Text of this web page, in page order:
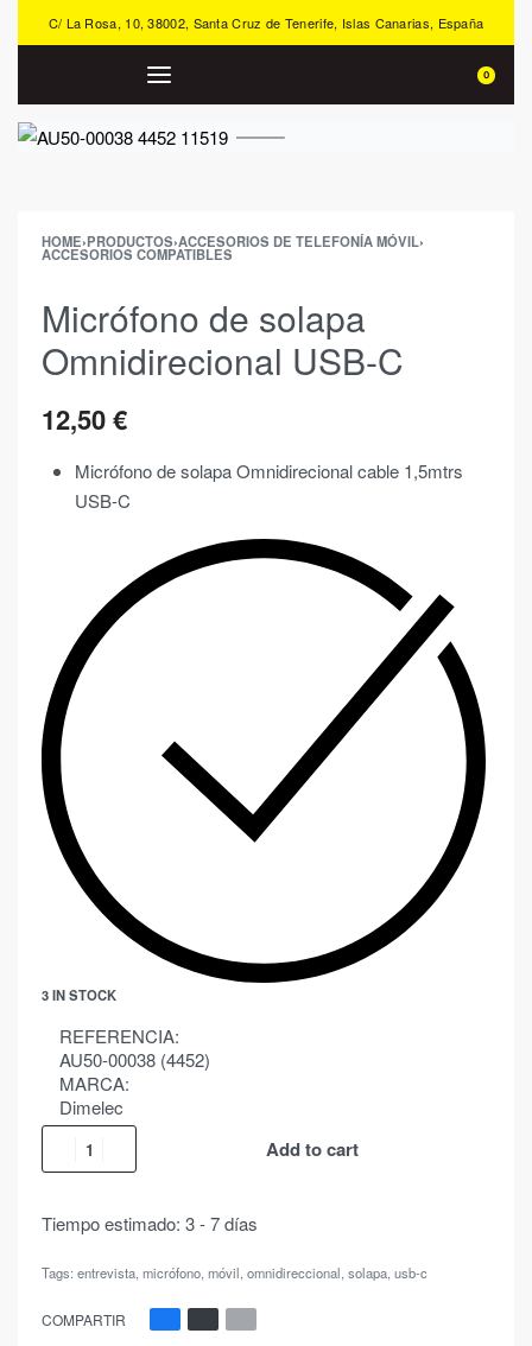
C/ La Rosa, 10, 38002, Santa Cruz de Tenerife, Islas Canarias, España
0
HOME›PRODUCTOS›ACCESORIOS DE TELEFONÍA MÓVIL›
ACCESORIOS COMPATIBLES
Micrófono de solapa
Omnidirecional USB-C
12,50€
Micrófono de solapa Omnidirecional cable 1,5mtrs
USB-C
3 IN STOCK
REFERENCIA:
AU50-00038 (4452)
MARCA:
Dimelec
Add to cart
Tiempo estimado: 3 - 7 días
Tags: entrevista, micrófono, móvil, omnidireccional, solapa, usb-c
COMPARTIR